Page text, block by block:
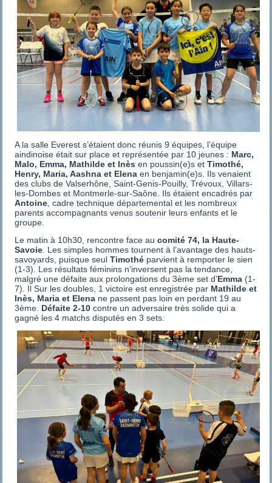
A la salle Everest s’étaient donc réunis 9 équipes, l’équipe
aindinoise était sur place et représentée par 10 jeunes : Marc,
Malo, Emma, Mathilde et Inès en poussin(e)s etTimothé,
Henry, Maria, Aashna et Elena en benjamin(e)s. Ils venaient
des clubs de Valserhône, Saint-Genis-Pouilly, Trévoux, Villars-
les-Dombes et Montmerle-sur-Saône. Ils étaient encadrés par
Antoine , cadre technique départemental et les nombreux
parents accompagnants venus soutenir leurs enfants et le
groupe.
Le matin à 10h30, rencontre face aucomité 74, la Haute-
Savoie . Les simples hommes tournent à l’avantage des hauts-
savoyards, puisque seulTimothé parvient à remporter le sien
(1-3). Les résultats féminins n’inversent pas la tendance,
malgré une défaite aux prolongations du 3ème set d’Emma (1-
7). Il Sur les doubles, 1 victoire est enregistrée par Mathilde et
Inès, Maria et Elena ne passent pas loin en perdant 19 au
3ème. Défaite 2-10 contre un adversaire très solide qui a
gagné les 4 matchs disputés en 3 sets.